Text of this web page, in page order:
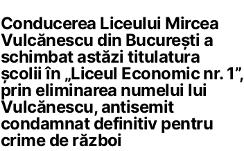
Conducerea Liceului Mircea
Vulcănescu din București a
schimbat astăzi titulatura
școlii în „Liceul Economic nr. 1”,
prin eliminarea numelui lui
Vulcănescu, antisemit
condamnat definitiv pentru
crime de război